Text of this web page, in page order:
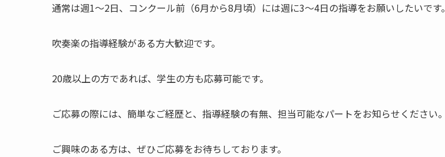
通常は週1～2日、コンクール前（6月から8月頃）には週に3～4日の指導をお願いしたいです。
吹奏楽の指導経験がある方大歓迎です。
20歳以上の方であれば、学生の方も応募可能です。
ご応募の際には、簡単なご経歴と、指導経験の有無、担当可能なパートをお知らせください。
ご興味のある方は、ぜひご応募をお待ちしております。